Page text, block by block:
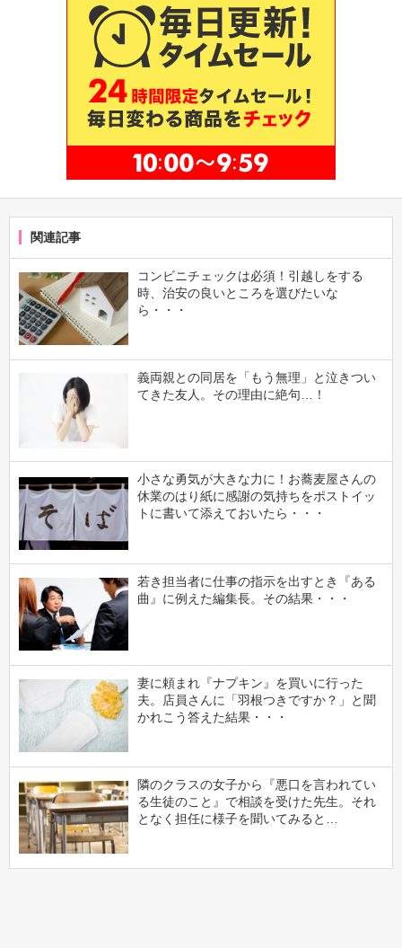
関連記事
コンビニチェックは必須！引越しをする
時、治安の良いところを選びたいな
ら・・・
義両親との同居を「もう無理」と泣きつい
てきた友人。その理由に絶句…！
小さな勇気が大きな力に！お蕎麦屋さんの
休業のはり紙に感謝の気持ちをポストイッ
トに書いて添えておいたら・・・
若き担当者に仕事の指示を出すとき『ある
曲』に例えた編集長。その結果・・・
妻に頼まれ『ナプキン』を買いに行った
夫。店員さんに「羽根つきですか？」と聞
かれこう答えた結果・・・
隣のクラスの女子から『悪口を言われてい
る生徒のこと』で相談を受けた先生。それ
となく担任に様子を聞いてみると…